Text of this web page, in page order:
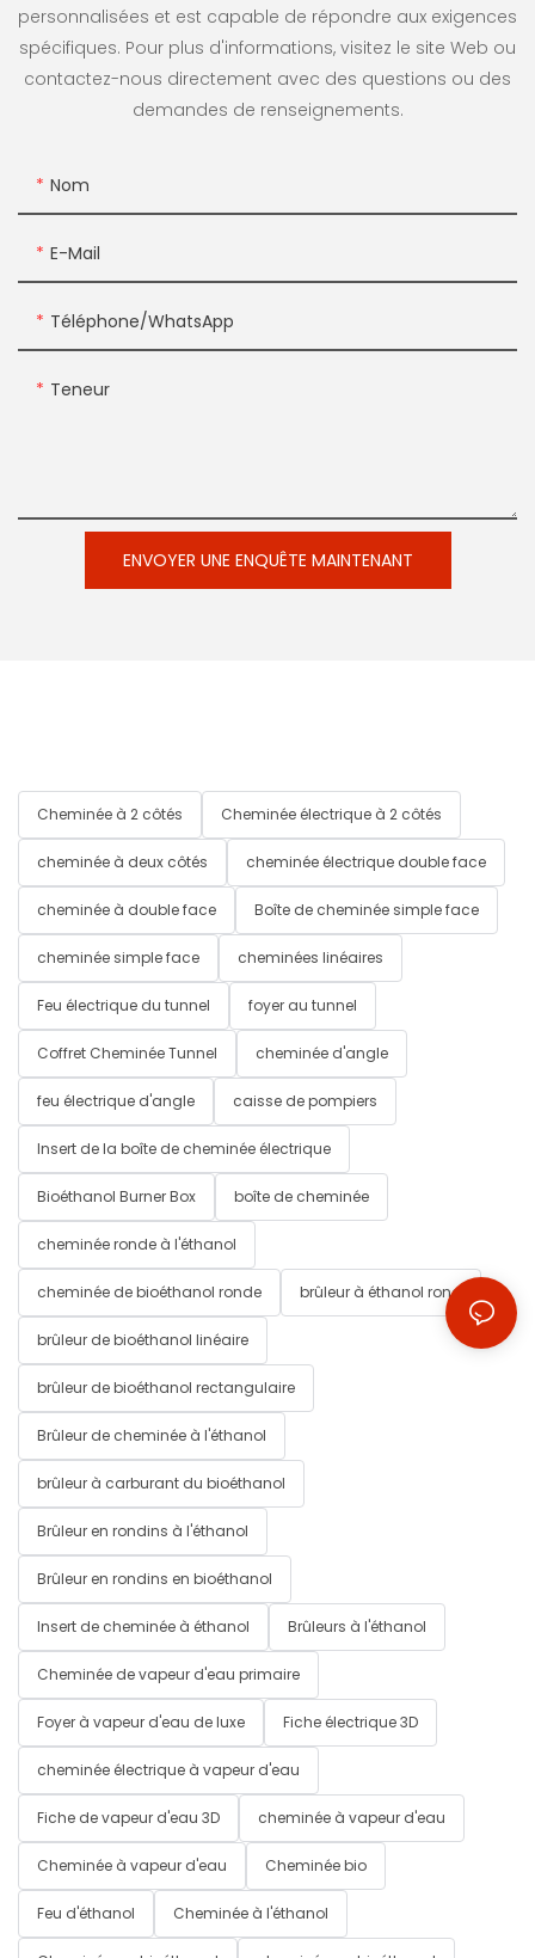
personnalisées et est capable de répondre aux exigences
spécifiques. Pour plus d'informations, visitez le site Web ou
contactez-nous directement avec des questions ou des
demandes de renseignements.
Nom
E-Mail
Téléphone/WhatsApp
Teneur
ENVOYER UNE ENQUÊTE MAINTENANT
Cheminée à 2 côtés Cheminée électrique à 2 côtés
cheminée à deux côtés cheminée électrique double face
cheminée à double face Boîte de cheminée simple face
cheminée simple face cheminées linéaires
Feu électrique du tunnel foyer au tunnel
Coffret Cheminée Tunnel cheminée d'angle
feu électrique d'angle caisse de pompiers
Insert de la boîte de cheminée électrique
Bioéthanol Burner Box boîte de cheminée
cheminée ronde à l'éthanol
cheminée de bioéthanol ronde brûleur à éthanol rond
brûleur de bioéthanol linéaire
brûleur de bioéthanol rectangulaire
Brûleur de cheminée à l'éthanol
brûleur à carburant du bioéthanol
Brûleur en rondins à l'éthanol
Brûleur en rondins en bioéthanol
Insert de cheminée à éthanol Brûleurs à l'éthanol
Cheminée de vapeur d'eau primaire
Foyer à vapeur d'eau de luxe Fiche électrique 3D
cheminée électrique à vapeur d'eau
Fiche de vapeur d'eau 3D cheminée à vapeur d'eau
Cheminée à vapeur d'eau Cheminée bio
Feu d'éthanol Cheminée à l'éthanol